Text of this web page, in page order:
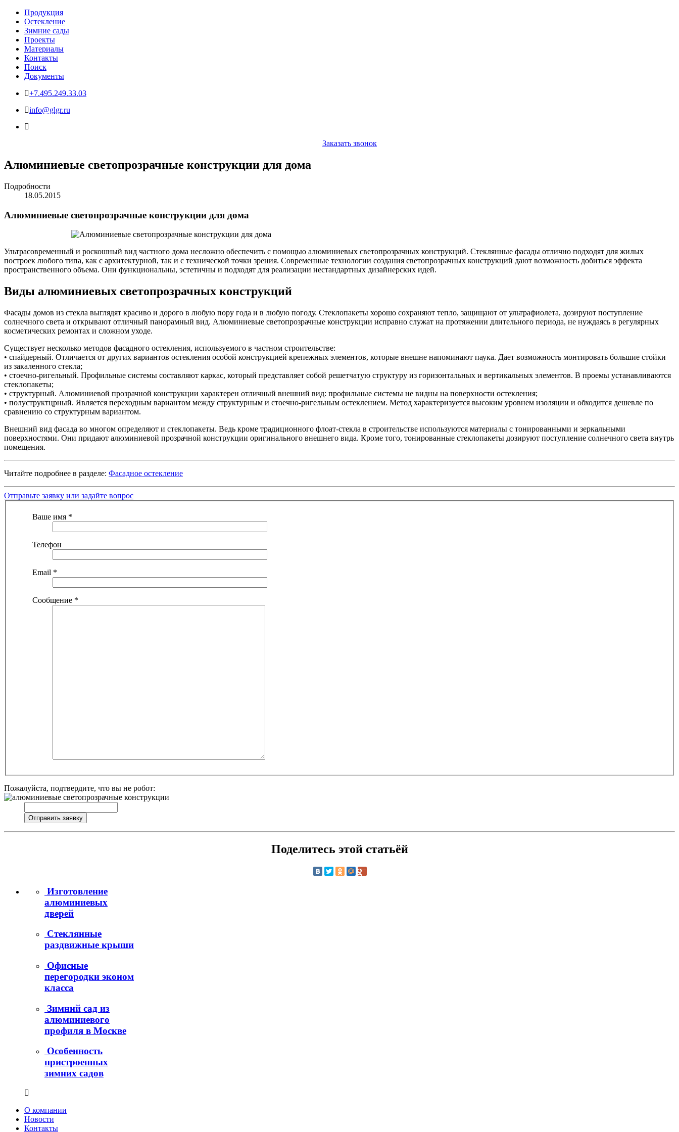
Продукция
Остекление
Зимние сады
Проекты
Материалы
Контакты
Поиск
Документы
+7.495.249.33.03
info@glgr.ru
Заказать звонок
Алюминиевые светопрозрачные конструкции для дома
Подробности
18.05.2015
Алюминиевые светопрозрачные конструкции для дома
Ультрасовременный и роскошный вид частного дома несложно обеспечить с помощью алюминиевых светопрозрачных конструкций. Стеклянные фасады отлично подходят для жилых
построек любого типа, как с архитектурной, так и с технической точки зрения. Современные технологии создания светопрозрачных конструкций дают возможность добиться эффекта
пространственного объема. Они функциональны, эстетичны и подходят для реализации нестандартных дизайнерских идей.
Виды алюминиевых светопрозрачных конструкций
Фасады домов из стекла выглядят красиво и дорого в любую пору года и в любую погоду. Стеклопакеты хорошо сохраняют тепло, защищают от ультрафиолета, дозируют поступление
солнечного света и открывают отличный панорамный вид. Алюминиевые светопрозрачные конструкции исправно служат на протяжении длительного периода, не нуждаясь в регулярных
косметических ремонтах и сложном уходе.
Существует несколько методов фасадного остекления, используемого в частном строительстве:
• спайдерный. Отличается от других вариантов остекления особой конструкцией крепежных элементов, которые внешне напоминают паука. Дает возможность монтировать большие стойки
из закаленного стекла;
• стоечно-ригельный. Профильные системы составляют каркас, который представляет собой решетчатую структуру из горизонтальных и вертикальных элементов. В проемы устанавливаются
стеклопакеты;
• структурный. Алюминиевой прозрачной конструкции характерен отличный внешний вид: профильные системы не видны на поверхности остекления;
• полуструктцрный. Является переходным вариантом между структурным и стоечно-ригельным остеклением. Метод характеризуется высоким уровнем изоляции и обходится дешевле по
сравнению со структурным вариантом.
Внешний вид фасада во многом определяют и стеклопакеты. Ведь кроме традиционного флоат-стекла в строительстве используются материалы с тонированными и зеркальными
поверхностями. Они придают алюминиевой прозрачной конструкции оригинального внешнего вида. Кроме того, тонированные стеклопакеты дозируют поступление солнечного света внутрь
помещения.
Читайте подробнее в разделе: Фасадное остекление
Отправьте заявку или задайте вопрос
Ваше имя *
Телефон
Email *
Сообщение *
Пожалуйста, подтвердите, что вы не робот:
Поделитесь этой статьёй
Изготовление
алюминиевых
дверей
Стеклянные
раздвижные крыши
Офисные
перегородки эконом
класса
Зимний сад из
алюминиевого
профиля в Москве
Особенность
пристроенных
зимних садов
О компании
Новости
Контакты